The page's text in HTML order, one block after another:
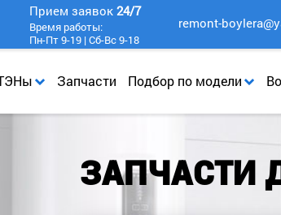
Запчасти Подбор по модели
Прием заявок 24/7
Время работы:
Пн-Пт 9-19 | Сб-Вс 9-18
remont-
ЗАПЧАСТИ